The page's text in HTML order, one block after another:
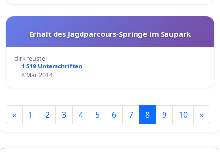
Erhalt des Jagdparcours-Springe im Saupark
dirk feustel
1 519 Unterschriften
8 Mar 2014
« 1 2 3 4 5 6 7 8 9 10 »